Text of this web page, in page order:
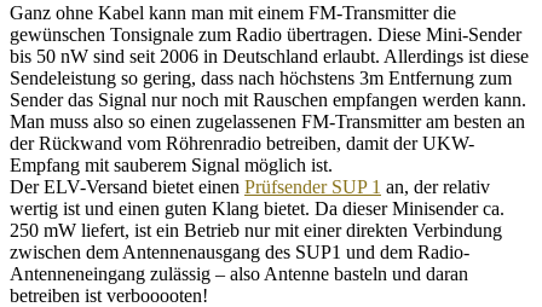
Ganz ohne Kabel kann man mit einem FM-Transmitter die
gewünschen Tonsignale zum Radio übertragen. Diese Mini-Sender
bis 50 nW sind seit 2006 in Deutschland erlaubt. Allerdings ist diese
Sendeleistung so gering, dass nach höchstens 3m Entfernung zum
Sender das Signal nur noch mit Rauschen empfangen werden kann.
Man muss also so einen zugelassenen FM-Transmitter am besten an
der Rückwand vom Röhrenradio betreiben, damit der UKW-
Empfang mit sauberem Signal möglich ist.
Der ELV-Versand bietet einen Prüfsender SUP 1 an, der relativ
wertig ist und einen guten Klang bietet. Da dieser Minisender ca.
250 mW liefert, ist ein Betrieb nur mit einer direkten Verbindung
zwischen dem Antennenausgang des SUP1 und dem Radio-
Antenneneingang zulässig – also Antenne basteln und daran
betreiben ist verbooooten!